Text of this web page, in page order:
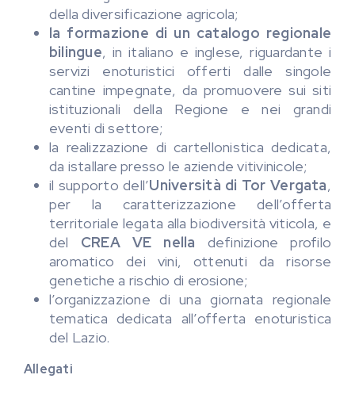
della diversificazione agricola;
la formazione di un catalogo regionale
bilingue, in italiano e inglese, riguardante i
servizi enoturistici offerti dalle singole
cantine impegnate, da promuovere sui siti
istituzionali della Regione e nei grandi
eventi di settore;
la realizzazione di cartellonistica dedicata,
da istallare presso le aziende vitivinicole;
il supporto dell’Università di Tor Vergata,
per la caratterizzazione dell’offerta
territoriale legata alla biodiversità viticola, e
del CREA VE nella definizione profilo
aromatico dei vini, ottenuti da risorse
genetiche a rischio di erosione;
l’organizzazione di una giornata regionale
tematica dedicata all’offerta enoturistica
del Lazio.
Allegati